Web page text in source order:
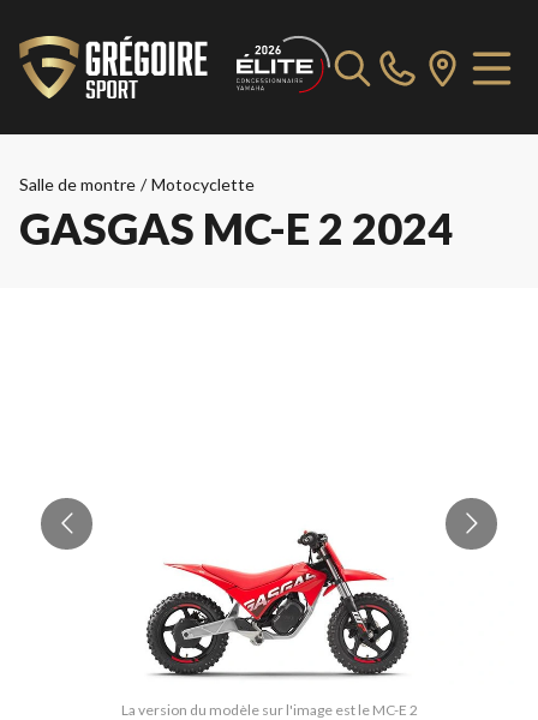
Salle de montre / Motocyclette
GASGAS MC-E 2 2024
La version du modèle sur l'image est le MC-E 2